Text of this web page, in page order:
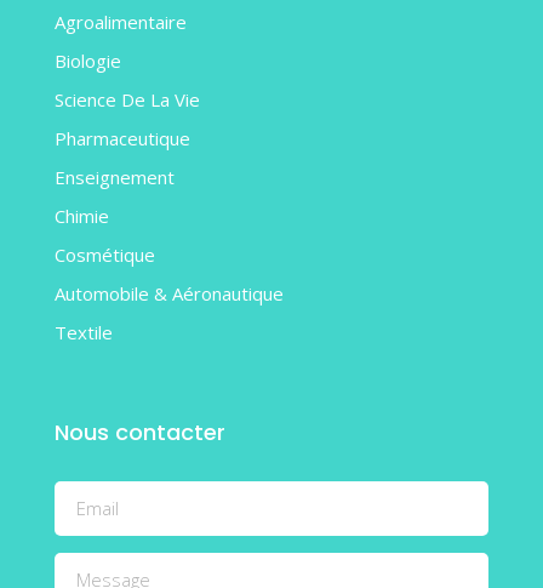
Agroalimentaire
Biologie
Science De La Vie
Pharmaceutique
Enseignement
Chimie
Cosmétique
Automobile & Aéronautique
Textile
Nous contacter